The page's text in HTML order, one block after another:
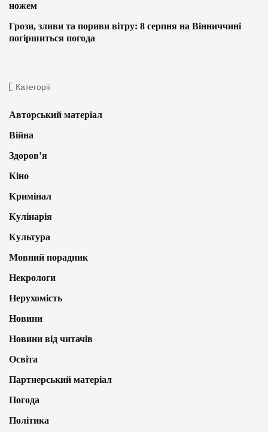
ножем
Грози, зливи та пориви вітру: 8 серпня на Вінниччині
погіршиться погода
Категорії
Авторський матеріал
Війна
Здоров’я
Кіно
Кримінал
Кулінарія
Культура
Мовний порадник
Некрологи
Нерухомість
Новини
Новини від читачів
Освіта
Партнерський матеріал
Погода
Політика